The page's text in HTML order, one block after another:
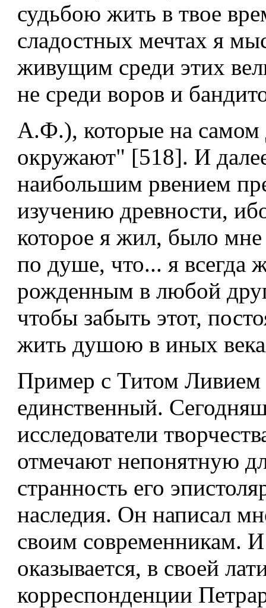
судьбою жить в твое
сладостных мечтах я
живущим среди этих
не среди воров и
А.Ф.), которые на самом
окружают" [518]. И
наибольшим рвением
изучению древности,
которое я жил, было мне
по душе, что... я всегда
рожденным в любой
чтобы забыть этот,
жить душою в иных
Пример с Титом Ливием
единственный.
исследователи
отмечают непонятную
странность его
наследия. Он написал
своим современникам.
оказывается, в своей
корреспонденции